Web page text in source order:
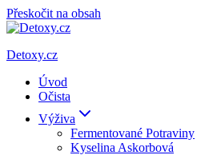
Přeskočit na obsah
Detoxy.cz
Úvod
Očista
Výživa
Fermentované Potraviny
Kyselina Askorbová